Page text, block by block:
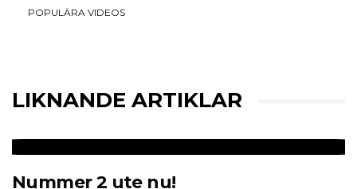
POPULÄRA VIDEOS
LIKNANDE ARTIKLAR
Nummer 2 ute nu!